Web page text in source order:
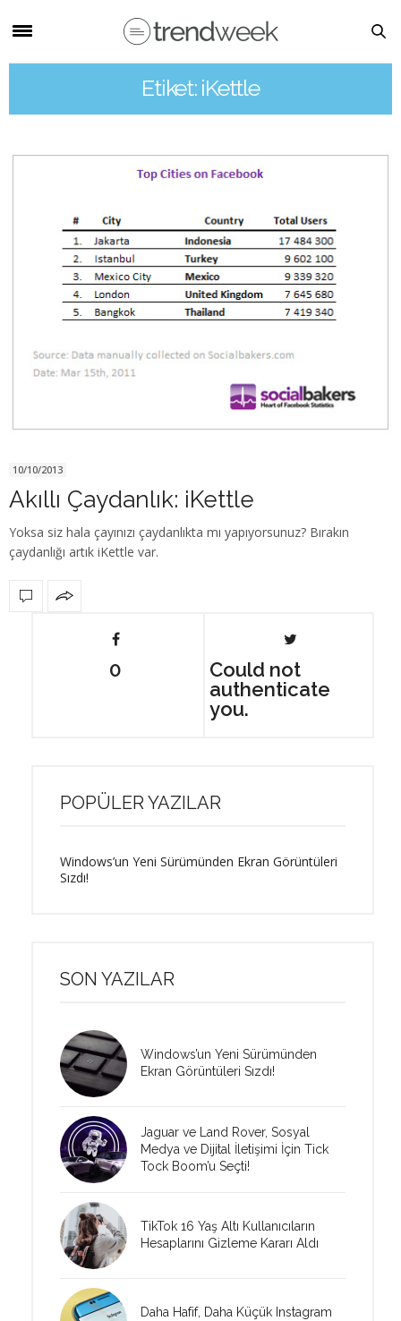
Etiket: iKettle
10/10/2013
Akıllı Çaydanlık: iKettle
Yoksa siz hala çayınızı çaydanlıkta mı yapıyorsunuz? Bırakın
çaydanlığı artık iKettle var.
0
Could not
authenticate
you.
POPÜLER YAZILAR
Windows’un Yeni Sürümünden Ekran Görüntüleri
Sızdı!
SON YAZILAR
Windows’un Yeni Sürümünden
Ekran Görüntüleri Sızdı!
Jaguar ve Land Rover, Sosyal
Medya ve Dijital İletişimi İçin Tick
Tock Boom’u Seçti!
TikTok 16 Yaş Altı Kullanıcıların
Hesaplarını Gizleme Kararı Aldı
Daha Hafif, Daha Küçük Instagram